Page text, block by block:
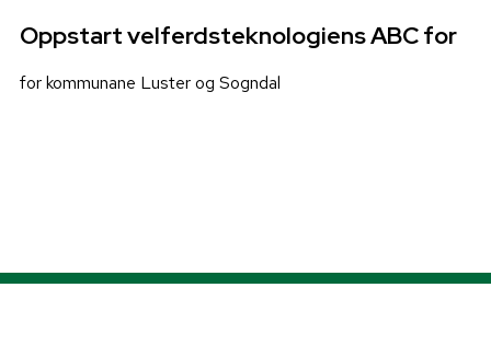
Oppstart velferdsteknologiens ABC for
for kommunane Luster og Sogndal